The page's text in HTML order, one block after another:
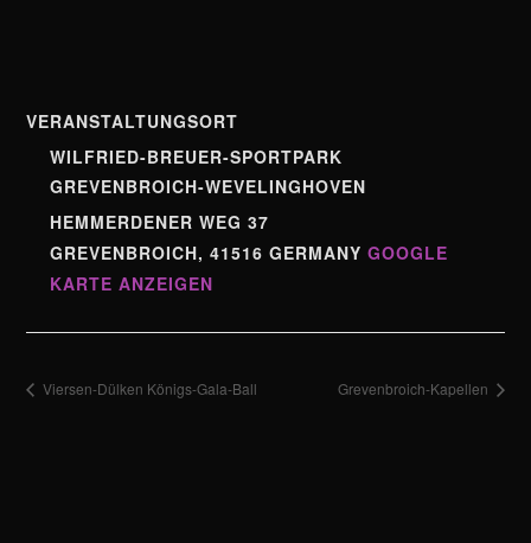
VERANSTALTUNGSORT
WILFRIED-BREUER-SPORTPARK
GREVENBROICH-WEVELINGHOVEN
HEMMERDENER WEG 37
GREVENBROICH, 41516 GERMANY GOOGLE
KARTE ANZEIGEN
Viersen-Dülken Königs-Gala-Ball Grevenbroich-Kapellen